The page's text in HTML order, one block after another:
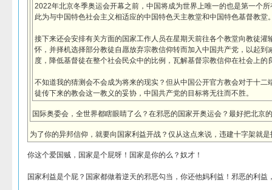
2022年北京冬季奥运会开幕之前，中国将成为世界上唯一的也是第一个
此为与中国特色社会主义相适应的中国特色天主教堂和中国特色基督教堂
接下来还会安排有关方面的国家工作人员在星期天前往各个教堂向教徒灌
怀，并择机选择部分教徒自愿放弃宗教信仰转而加入中国共产党，以起到
度，降低基督徒在整个社会民众中的比例，瓦解基督宗教信仰在社会上的
不知道我的猜测会不会成为将来的现实？但从中国公开官方教会对于十二
徒传下来的教会这一教义的妥协，中国共产党的目标将无往而不胜。
国际奥委会，全世界都瞎眼睛了么？在邪恶的国家开奥运会？最好把北京
为了你的异邦信仰，就要向国家利益开战？仅从这点来说，违建十字架就是
你这个爱国贼，国家是个屁呀！国家是你的么？奴才！
国家利益是个屁？国家都做着逆天的邪恶勾当，你还他妈利益！邪恶的利益